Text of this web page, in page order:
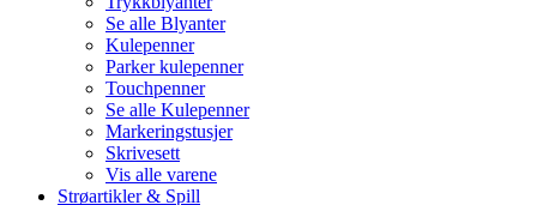
Se alle Blyanter
Kulepenner
Parker kulepenner
Touchpenner
Se alle Kulepenner
Markeringstusjer
Skrivesett
Vis alle varene
Strøartikler & Spill